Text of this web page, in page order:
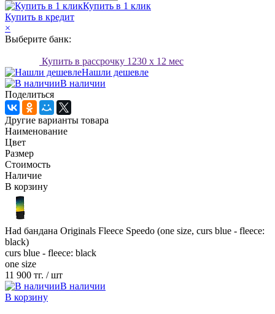
Купить в 1 клик
Купить в кредит
×
Выберите банк:
Купить в рассрочку 1230 x 12 мес
Нашли дешевле
В наличии
Поделиться
Другие варианты товара
Наименование
Цвет
Размер
Стоимость
Наличие
В корзину
Had бандана Originals Fleece Speedo (one size, curs blue - fleece:
black)
curs blue - fleece: black
one size
11 900 тг. / шт
В наличии
В корзину